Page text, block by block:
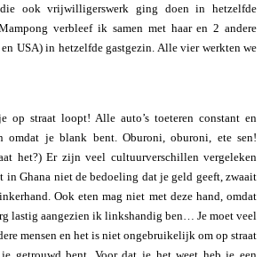
ook vrijwilligerswerk ging doen in hetzelfde
verbleef ik samen met haar en 2 andere
USA) in hetzelfde gastgezin. Alle vier werkten we
op straat loopt! Alle auto’s toeteren constant en
omdat je blank bent. Oburoni, oburoni, ete sen!
het?) Er zijn veel cultuurverschillen vergeleken
in Ghana niet de bedoeling dat je geld geeft, zwaait
Ook eten mag niet met deze hand, omdat
lastig aangezien ik linkshandig ben… Je moet veel
mensen en het is niet ongebruikelijk om op straat